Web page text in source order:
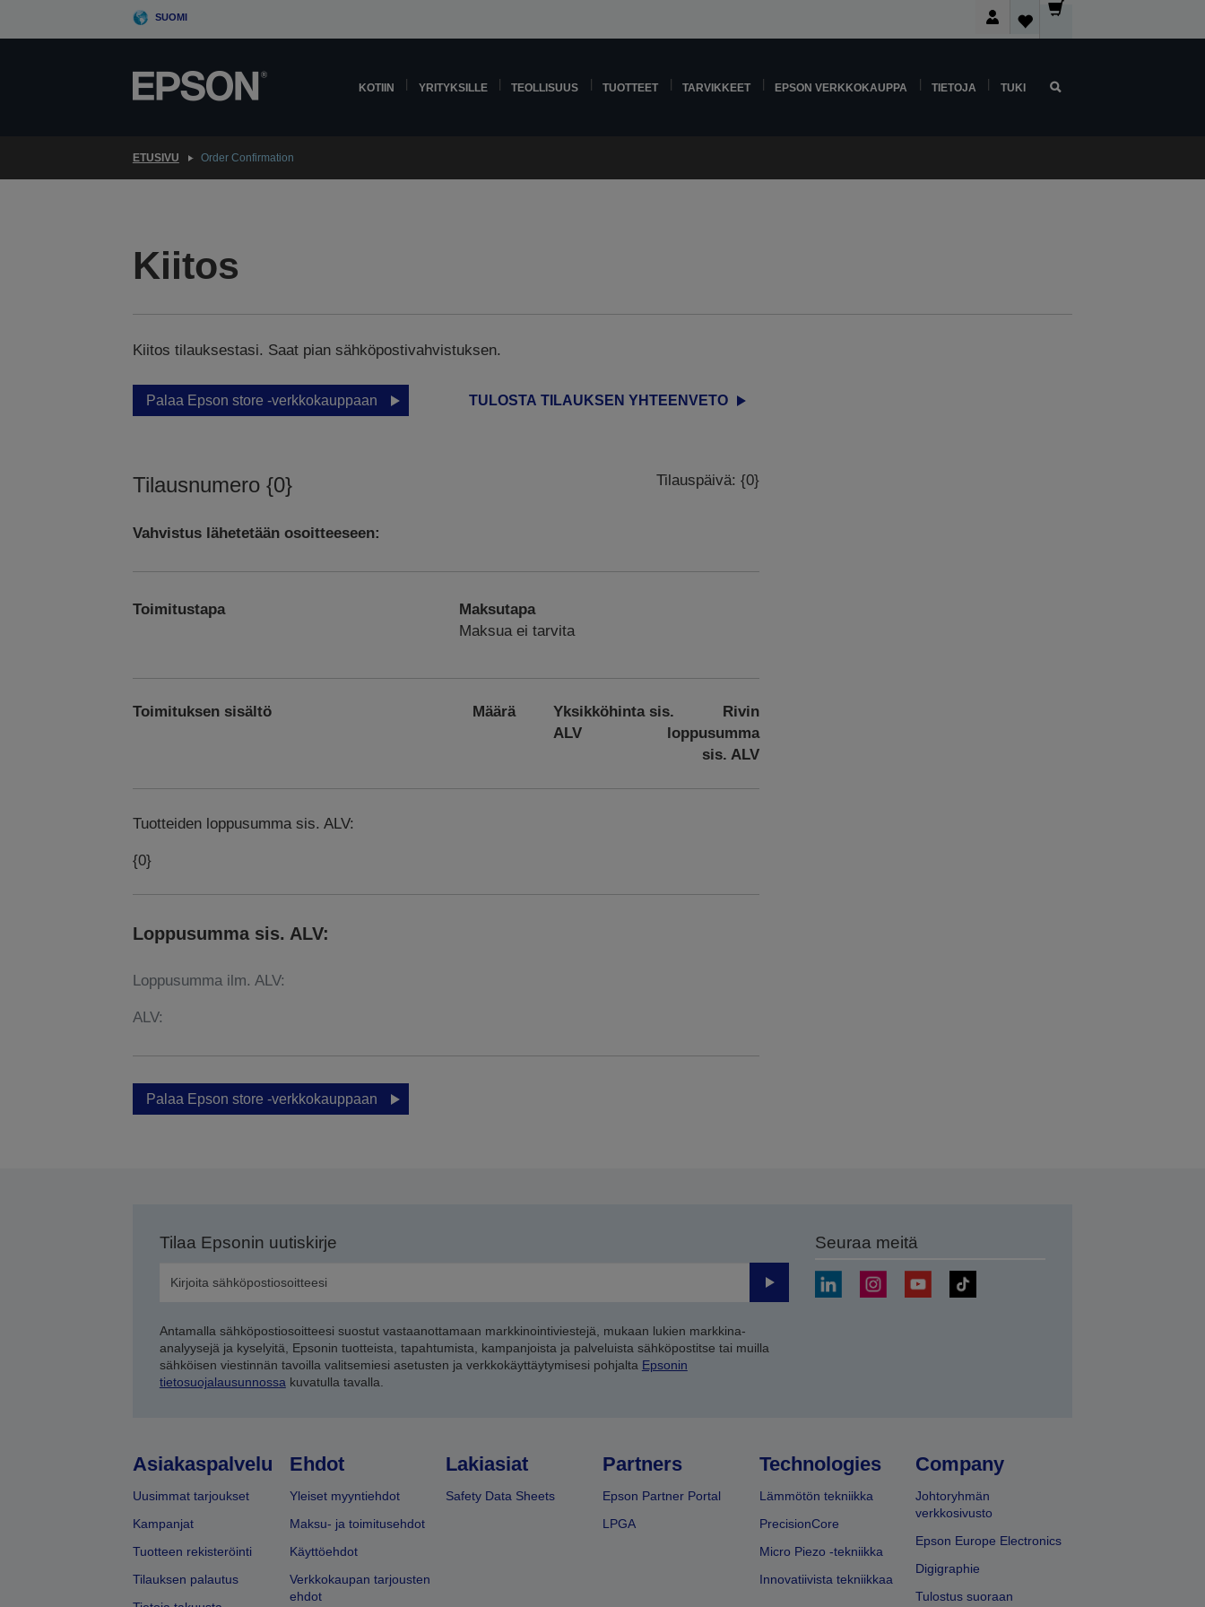
SUOMI
KOTIIN YRITYKSILLE TEOLLISUUS TUOTTEET TARVIKKEET EPSON VERKKOKAUPPA TIETOJA TUKI
ETUSIVU Order Confirmation
Kiitos
Kiitos tilauksestasi. Saat pian sähköpostivahvistuksen.
Palaa Epson store -verkkokauppaan TULOSTA TILAUKSEN YHTEENVETO
Tilausnumero {0} Tilauspäivä: {0}
Vahvistus lähetetään osoitteeseen:
Toimitustapa
Maksutapa
Maksua ei tarvita
Toimituksen sisältö Määrä
Yksikköhinta sis.
ALV
Rivin
loppusumma
sis. ALV
Tuotteiden loppusumma sis. ALV:
{0}
Loppusumma sis. ALV:
Loppusumma ilm. ALV:
ALV:
Palaa Epson store -verkkokauppaan
Tilaa Epsonin uutiskirje
Lähetä
Antamalla sähköpostiosoitteesi suostut vastaanottamaan markkinointiviestejä, mukaan lukien markkina-
analyysejä ja kyselyitä, Epsonin tuotteista, tapahtumista, kampanjoista ja palveluista sähköpostitse tai muilla
sähköisen viestinnän tavoilla valitsemiesi asetusten ja verkkokäyttäytymisesi pohjalta Epsonin
tietosuojalausunnossa kuvatulla tavalla.
Seuraa meitä
Asiakaspalvelu
Uusimmat tarjoukset
Kampanjat
Tuotteen rekisteröinti
Tilauksen palautus
Ehdot
Yleiset myyntiehdot
Maksu- ja toimitusehdot
Käyttöehdot
Verkkokaupan tarjousten
ehdot
Lakiasiat
Safety Data Sheets
Partners
Epson Partner Portal
LPGA
Technologies
Lämmötön tekniikka
PrecisionCore
Micro Piezo -tekniikka
Innovatiivista tekniikkaa
Company
Johtoryhmän
verkkosivusto
Epson Europe Electronics
Digigraphie
Tulostus suoraan